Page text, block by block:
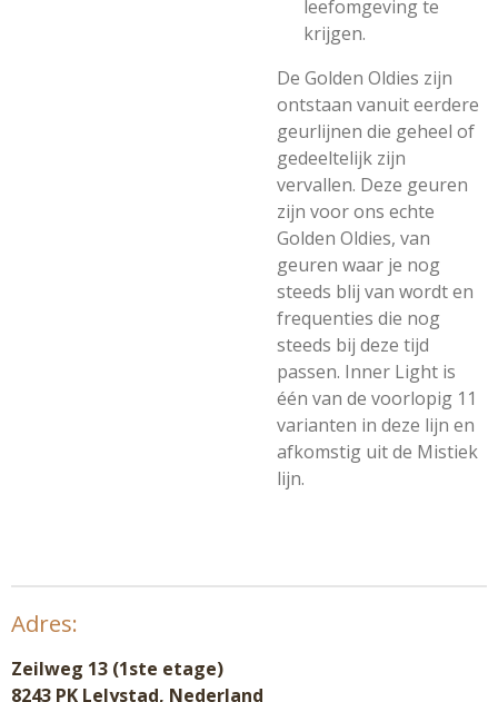
leefomgeving te
krijgen.
De Golden Oldies zijn
ontstaan vanuit eerdere
geurlijnen die geheel of
gedeeltelijk zijn
vervallen. Deze geuren
zijn voor ons echte
Golden Oldies, van
geuren waar je nog
steeds blij van wordt en
frequenties die nog
steeds bij deze tijd
passen. Inner Light is
één van de voorlopig 11
varianten in deze lijn en
afkomstig uit de Mistiek
lijn.
Adres:
Zeilweg 13 (1ste etage)
8243 PK Lelystad, Nederland